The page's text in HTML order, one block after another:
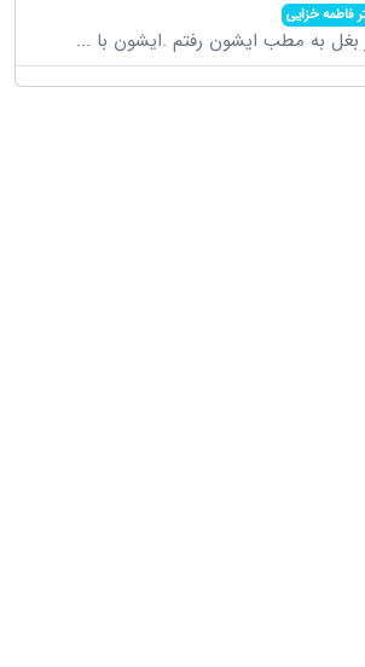
فاطمه خزایی
بغل به مطب ایشون رفتم .ایشون با ...